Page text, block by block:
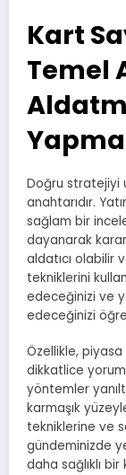
Kart
Temel
Doğru stratejiyi
anahtarıdır.
sağlam bir
dayanarak
aldatıcı olabilir
tekniklerini
edeceğinizi ve
edeceğinizi
Özellikle,
dikkatlice
yöntemler
karmaşık
tekniklerine ve
gündeminizde
daha sağlıklı